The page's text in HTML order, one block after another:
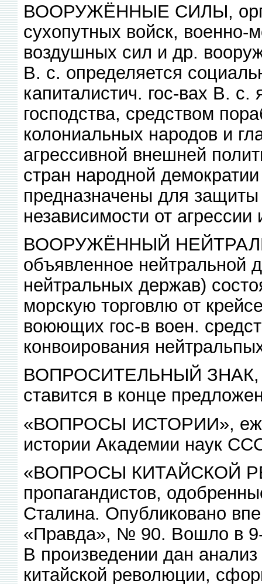
ВООРУЖЁННЫЕ СИЛЫ,
сухопутных войск, военно-
воздушных сил и др.
В. с. определяется
капиталистич. гос-вах В.
господства, средством
колониальных народов и
агрессивной внешней
стран народной
предназначены для
независимости от
ВООРУЖЁННЫЙ
объявленное нейтральной
нейтральных держав)
морскую торговлю от
воюющих гос-в воен.
конвоирования
ВОПРОСИТЕЛЬНЫЙ ЗНАК,
ставится в конце
«ВОПРОСЫ ИСТОРИИ»,
истории Академии наук
«ВОПРОСЫ КИТАЙСКОЙ
пропагандистов,
Сталина. Опубликовано
«Правда», № 90. Вошло в
В произведении дан
китайской революции,